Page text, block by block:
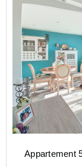
Appartement